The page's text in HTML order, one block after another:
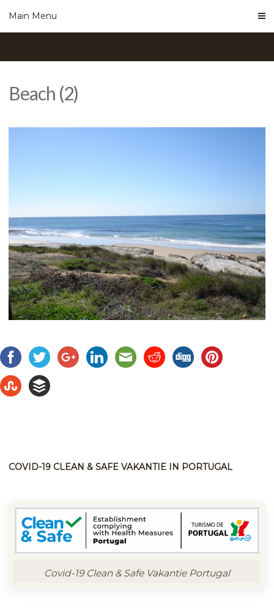
Main Menu
Beach (2)
COVID-19 CLEAN & SAFE VAKANTIE IN PORTUGAL
Covid-19 Clean & Safe Vakantie Portugal